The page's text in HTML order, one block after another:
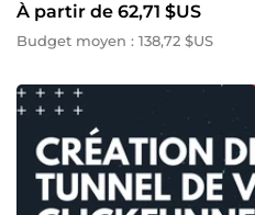
À partir de 62,71 $US
Budget moyen : 138,72 $US